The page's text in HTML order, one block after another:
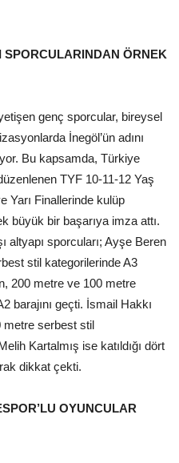
SPORCULARINDAN ÖRNEK
genç sporcular, bireysel
İnegöl’ün adını
Bu kapsamda, Türkiye
TYF 10-11-12 Yaş
Yarı Finallerinde kulüp
büyük bir başarıya imza attı.
altyapı sporcuları; Ayşe Beren
stil kategorilerinde A3
200 metre ve 100 metre
barajını geçti. İsmail Hakkı
metre serbest stil
Kartalmış ise katıldığı dört
dikkat çekti.
OYUNCULAR